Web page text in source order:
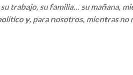
trabajo, su familia… su mañana,
y, para nosotros, mientras